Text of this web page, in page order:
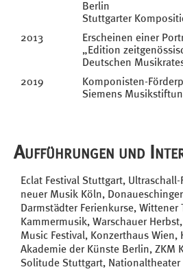
Berlin
Stuttgarter
2013
Erscheinen einer
„Edition
Deutschen
2019
Komponisten-
Siemens
Aufführungen und
Eclat Festival Stuttgart,
neuer Musik Köln,
Darmstädter Ferienkurse, Wittener
Kammermusik, Warschauer
Music Festival, Konzerthaus Wien,
Akademie der Künste Berlin, ZKM
Solitude Stuttgart, Nationaltheater